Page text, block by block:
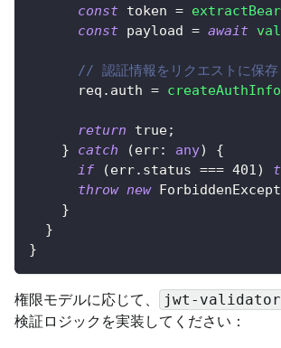
const token =
const payload = await
// 認証情報をリクエストに保存
      req
. auth = createAuthInfo
return true;
}
catch (err: any)
{
if
(err. status === 401 )
throw new
}
}
}
権限モデルに応じて、 jwt-
検証ロジックを実装してください：